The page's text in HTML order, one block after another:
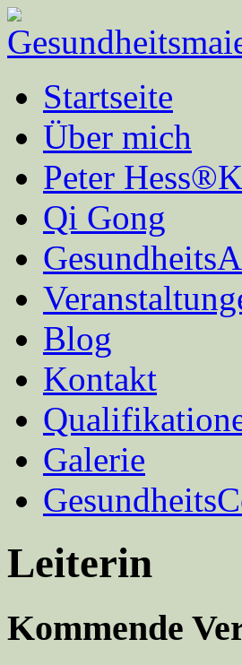
Startseite
Über mich
Peter
Qi Gong
Blog
Kontakt
Galerie
Leiterin
Kommende